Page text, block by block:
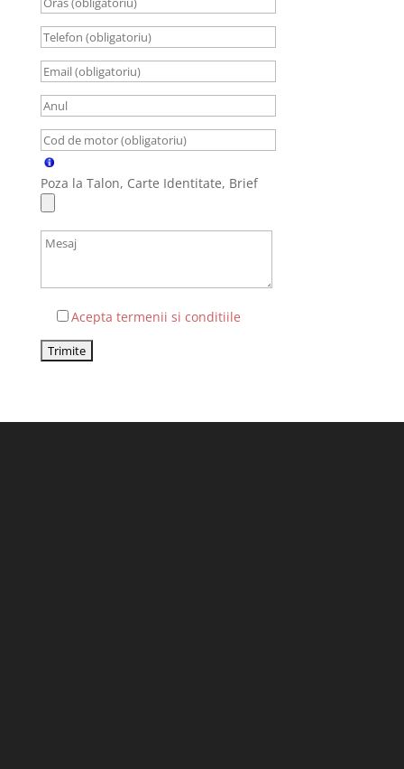
Poza la Talon, Carte Identitate, Brief
Acepta termenii si conditiile